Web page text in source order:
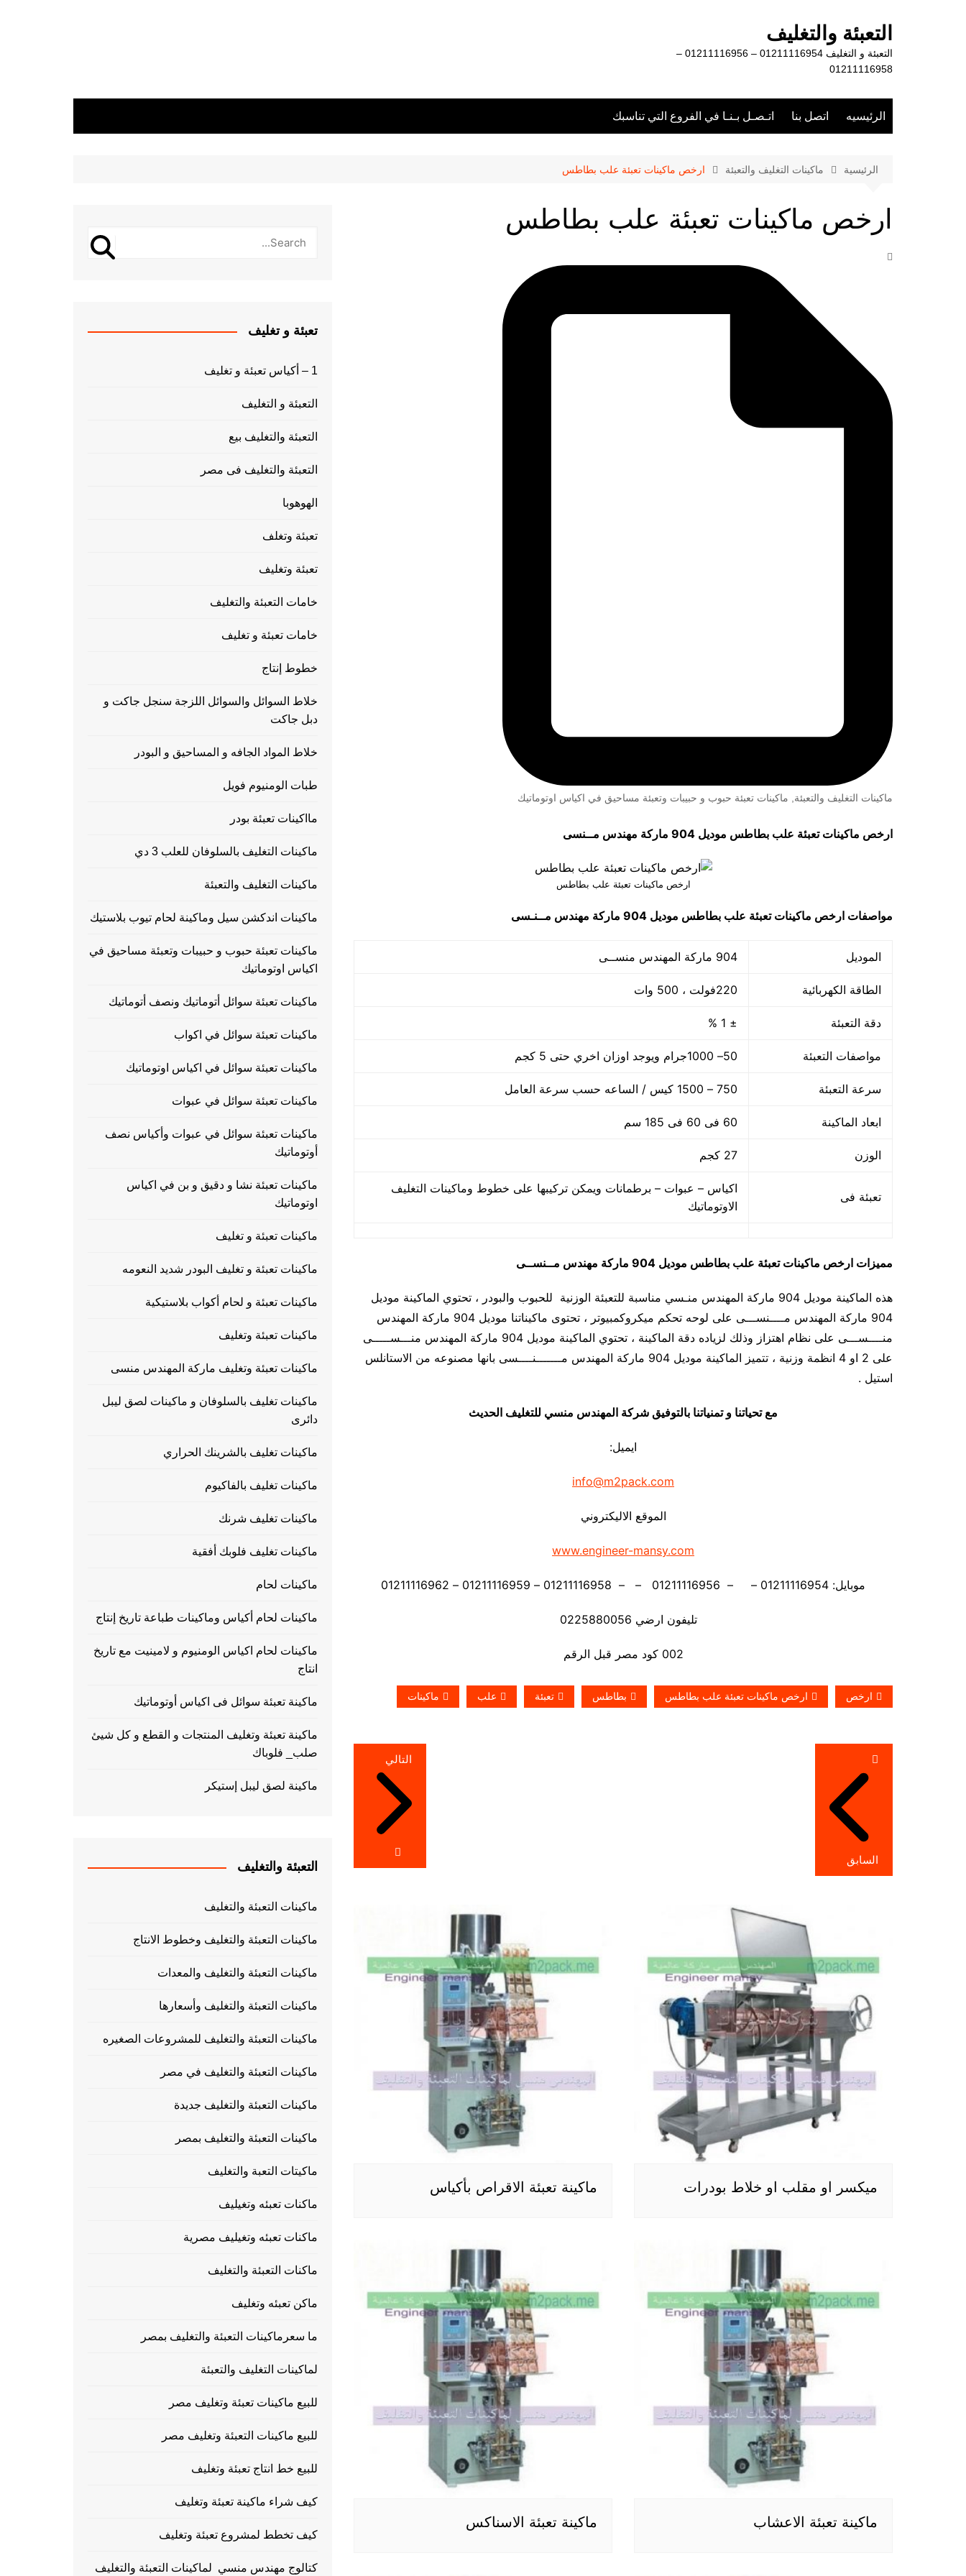
التعبئة والتغليف
التعبئة و التغليف 01211116954 – 01211116956 –
01211116958
الرئيسيه اتصل بنا اتـصـل بـنـا في الفروع التي تناسبك
الرئيسية ماكينات التغليف والتعبئة ارخص ماكينات تعبئة علب بطاطس
ارخص ماكينات تعبئة علب بطاطس
ماكينات التغليف والتعبئة ماكينات تعبئة حبوب و حبيبات وتعبئة مساحيق في اكياس اوتوماتيك
ارخص ماكينات تعبئة علب بطاطس موديل 904 ماركة مهندس مــنسى
ارخص ماكينات تعبئة علب بطاطس
مواصفات ارخص ماكينات تعبئة علب بطاطس موديل 904 ماركة مهندس مــنـسى
الموديل 904 ماركة المهندس منســى
الطاقة الكهربائية 220فولت ، 500 وات
دقة التعبئة ± 1 %
مواصفات التعبئة 50– 1000جرام ويوجد اوزان اخري حتى 5 كجم
سرعة التعبئة 750 – 1500 كيس / الساعه حسب سرعة العامل
ابعاد الماكينة 60 فى 60 فى 185 سم
الوزن 27 كجم
تعبئة فى
اكياس – عبوات – برطمانات ويمكن تركيبها على خطوط وماكينات التغليف
الاوتوماتيك
مميزات ارخص ماكينات تعبئة علب بطاطس موديل 904 ماركة مهندس مــنســى
هذه الماكينة موديل 904 ماركة المهندس منـسي مناسبة للتعبئة الوزنية للحبوب والبودر ، تحتوي الماكينة موديل
904 ماركة المهندس مــــنســـى على لوحه تحكم ميكروكمبيوتر ، تحتوى ماكيناتنا موديل 904 ماركة المهندس
منــــســـى على نظام اهتزاز وذلك لزياده دقة الماكينة ، تحتوي الماكينة موديل 904 ماركة المهندس منـــســـــى
على 2 او 4 انظمة وزنية ، تتميز الماكينة موديل 904 ماركة المهندس مـــــــنــــسى بانها مصنوعه من الاستانلس
استيل .
مع تحياتنا و تمنياتنا بالتوفيق شركة المهندس منسي للتغليف الحديث
ايميل:
info@m2pack.com
الموقع الاليكتروني
www.engineer-mansy.com
موبايل: 01211116954 – – 01211116956 – – 01211116958 – 01211116959 – 01211116962
تليفون ارضي 0225880056
002 كود مصر قبل الرقم
ارخص ارخص ماكينات تعبئة علب بطاطس بطاطس تعبئة علب ماكينات
تصفّح
المقالات
السابق
التالي
ميكسر او مقلب او خلاط بودرات ماكينة تعبئة الاقراص بأكياس
ماكينة تعبئة الاعشاب ماكينة تعبئة الاسناكس
تعبئة و تغليف
1 – أكياس تعبئة و تغليف
التعبئة و التغليف
التعبئة والتغليف بيع
التعبئة والتغليف فى مصر
الهوهوبا
تعبئة وتغلف
تعبئة وتغليف
خامات التعبئة والتغليف
خامات تعبئة و تغليف
خطوط إنتاج
خلاط السوائل والسوائل اللزجة سنجل جاكت و
دبل جاكت
خلاط المواد الجافه و المساحيق و البودر
طبات الومنيوم فويل
مااكينات تعبئة بودر
ماكينات التغليف بالسلوفان للعلب 3 دي
ماكينات التغليف والتعبئة
ماكينات اندكشن سيل وماكينة لحام تيوب بلاستيك
ماكينات تعبئة حبوب و حبيبات وتعبئة مساحيق في
اكياس اوتوماتيك
ماكينات تعبئة سوائل أتوماتيك ونصف أتوماتيك
ماكينات تعبئة سوائل في اكواب
ماكينات تعبئة سوائل في اكياس اوتوماتيك
ماكينات تعبئة سوائل في عبوات
ماكينات تعبئة سوائل في عبوات وأكياس نصف
أوتوماتيك
ماكينات تعبئة نشا و دقيق و بن في اكياس
اوتوماتيك
ماكينات تعبئة و تغليف
ماكينات تعبئة و تغليف البودر شديد النعومه
ماكينات تعبئة و لحام أكواب بلاستيكية
ماكينات تعبئة وتغليف
ماكينات تعبئة وتغليف ماركة المهندس منسى
ماكينات تغليف بالسلوفان و ماكينات لصق ليبل
دائرى
ماكينات تغليف بالشرينك الحراري
ماكينات تغليف بالفاكيوم
ماكينات تغليف شرنك
ماكينات تغليف فلوبك أفقية
ماكينات لحام
ماكينات لحام أكياس وماكينات طباعة تاريخ إنتاج
ماكينات لحام اكياس الومنيوم و لامينيت مع تاريخ
انتاج
ماكينة تعبئة سوائل فى اكياس أوتوماتيك
ماكينة تعبئة وتغليف المنتجات و القطع و كل شيئ
صلب_ فلوباك
ماكينة لصق ليبل إستيكر
التعبئة والتغليف
ماكينات التعبئة والتغليف
ماكينات التعبئة والتغليف وخطوط الانتاج
ماكينات التعبئة والتغليف والمعدات
ماكينات التعبئة والتغليف وأسعارها
ماكينات التعبئة والتغليف للمشروعات الصغيره
ماكينات التعبئة والتغليف في مصر
ماكينات التعبئة والتغليف جديدة
ماكينات التعبئة والتغليف بمصر
ماكيتات التعبة والتغليف
ماكنات تعبئه وتغيليف
ماكنات تعبئه وتغيليف مصرية
ماكنات التعبئة والتغليف
ماكن تعبئه وتغليف
ما سعرماكينات التعبئة والتغليف بمصر
لماكينات التغليف والتعبئة
للبيع ماكينات تعبئة وتغليف مصر
للبيع ماكينات التعبئة وتغليف مصر
للبيع خط انتاج تعبئة وتغليف
كيف شراء ماكينة تعبئة وتغليف
كيف تخطط لمشروع تعبئة وتغليف
كتالوج مهندس منسي لماكينات التعبئة والتغليف